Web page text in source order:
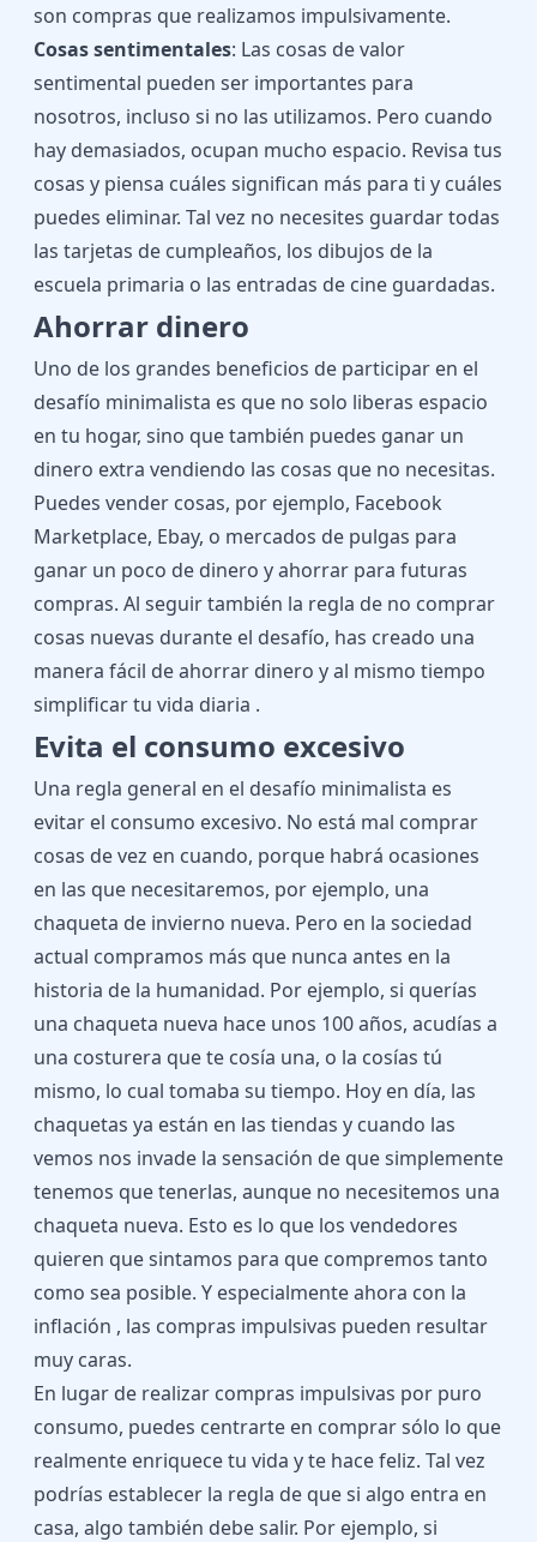
son compras que realizamos impulsivamente.
Cosas sentimentales: Las cosas de valor
sentimental pueden ser importantes para
nosotros, incluso si no las utilizamos. Pero cuando
hay demasiados, ocupan mucho espacio. Revisa tus
cosas y piensa cuáles significan más para ti y cuáles
puedes eliminar. Tal vez no necesites guardar todas
las tarjetas de cumpleaños, los dibujos de la
escuela primaria o las entradas de cine guardadas.
Ahorrar dinero
Uno de los grandes beneficios de participar en el
desafío minimalista es que no solo liberas espacio
en tu hogar, sino que también puedes ganar un
dinero extra vendiendo las cosas que no necesitas.
Puedes vender cosas, por ejemplo, Facebook
Marketplace, Ebay, o mercados de pulgas para
ganar un poco de dinero y ahorrar para futuras
compras. Al seguir también la regla de no comprar
cosas nuevas durante el desafío, has creado una
manera fácil de ahorrar dinero y al mismo tiempo
simplificar tu vida diaria .
Evita el consumo excesivo
Una regla general en el desafío minimalista es
evitar el consumo excesivo. No está mal comprar
cosas de vez en cuando, porque habrá ocasiones
en las que necesitaremos, por ejemplo, una
chaqueta de invierno nueva. Pero en la sociedad
actual compramos más que nunca antes en la
historia de la humanidad. Por ejemplo, si querías
una chaqueta nueva hace unos 100 años, acudías a
una costurera que te cosía una, o la cosías tú
mismo, lo cual tomaba su tiempo. Hoy en día, las
chaquetas ya están en las tiendas y cuando las
vemos nos invade la sensación de que simplemente
tenemos que tenerlas, aunque no necesitemos una
chaqueta nueva. Esto es lo que los vendedores
quieren que sintamos para que compremos tanto
como sea posible. Y especialmente ahora con la
inflación , las compras impulsivas pueden resultar
muy caras.
En lugar de realizar compras impulsivas por puro
consumo, puedes centrarte en comprar sólo lo que
realmente enriquece tu vida y te hace feliz. Tal vez
podrías establecer la regla de que si algo entra en
casa, algo también debe salir. Por ejemplo, si